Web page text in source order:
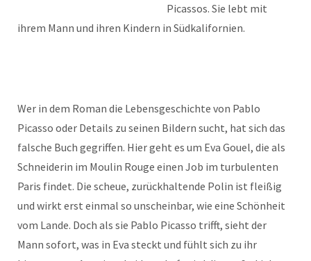
Picassos. Sie lebt mit
ihrem Mann und ihren Kindern in Südkalifornien.
Wer in dem Roman die Lebensgeschichte von Pablo
Picasso oder Details zu seinen Bildern sucht, hat sich das
falsche Buch gegriffen. Hier geht es um Eva Gouel, die als
Schneiderin im Moulin Rouge einen Job im turbulenten
Paris findet. Die scheue, zurückhaltende Polin ist fleißig
und wirkt erst einmal so unscheinbar, wie eine Schönheit
vom Lande. Doch als sie Pablo Picasso trifft, sieht der
Mann sofort, was in Eva steckt und fühlt sich zu ihr